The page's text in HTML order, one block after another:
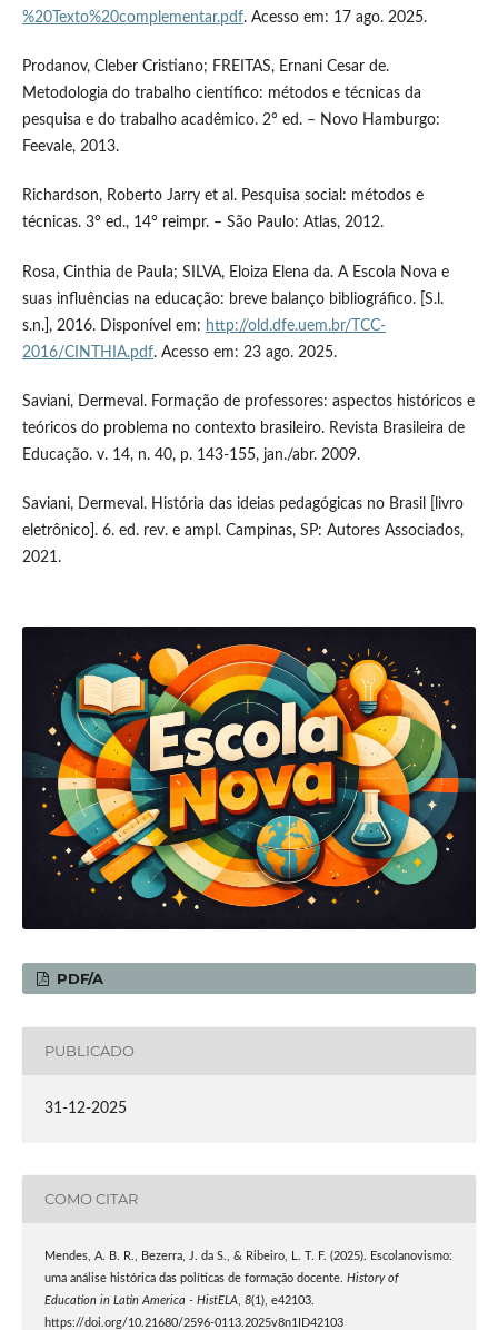
%20Texto%20complementar.pdf. Acesso em: 17 ago. 2025.
Prodanov, Cleber Cristiano; FREITAS, Ernani Cesar de.
Metodologia do trabalho científico: métodos e técnicas da
pesquisa e do trabalho acadêmico. 2° ed. – Novo Hamburgo:
Feevale, 2013.
Richardson, Roberto Jarry et al. Pesquisa social: métodos e
técnicas. 3° ed., 14° reimpr. – São Paulo: Atlas, 2012.
Rosa, Cinthia de Paula; SILVA, Eloiza Elena da. A Escola Nova e
suas influências na educação: breve balanço bibliográfico. [S.l.
s.n.], 2016. Disponível em: http://old.dfe.uem.br/TCC-
2016/CINTHIA.pdf. Acesso em: 23 ago. 2025.
Saviani, Dermeval. Formação de professores: aspectos históricos e
teóricos do problema no contexto brasileiro. Revista Brasileira de
Educação. v. 14, n. 40, p. 143-155, jan./abr. 2009.
Saviani, Dermeval. História das ideias pedagógicas no Brasil [livro
eletrônico]. 6. ed. rev. e ampl. Campinas, SP: Autores Associados,
2021.
PDF/A
PUBLICADO
31-12-2025
COMO CITAR
Mendes, A. B. R., Bezerra, J. da S., & Ribeiro, L. T. F. (2025). Escolanovismo:
uma análise histórica das políticas de formação docente. History of
Education in Latin America - HistELA, 8(1), e42103.
https://doi.org/10.21680/2596-0113.2025v8n1ID42103